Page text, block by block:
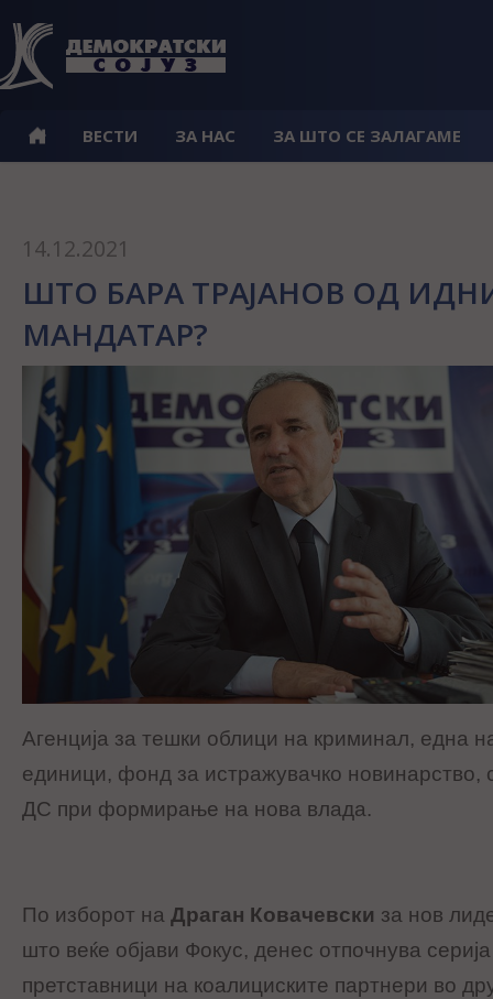
ВЕСТИ ЗА НАС ЗА ШТО СЕ ЗАЛАГАМЕ
14.12.2021
ШТО БАРА ТРАЈАНОВ ОД
МАНДАТАР?
Агенција за тешки облици на криминал, една
единици, фонд за истражувачко
ДС при формирање на нова влада.
По изборот на Драган Ковачевски за нов
што веќе објави Фокус, денес отпочнува
претставници на коалициските партнери во